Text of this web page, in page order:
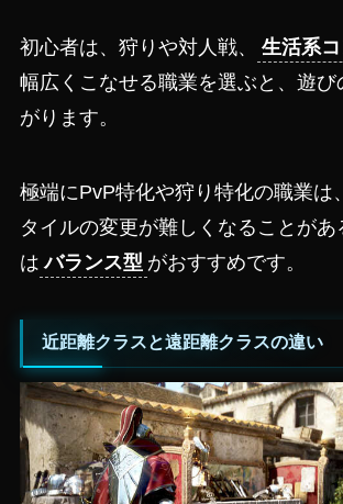
初心者は、狩りや対人戦、 生活系
幅広くこなせる職業を選ぶと、遊び
がります。
極端にPvP特化や狩り特化の職業は
タイルの変更が難しくなることがあ
は バランス型 がおすすめです。
近距離クラスと遠距離クラスの違い